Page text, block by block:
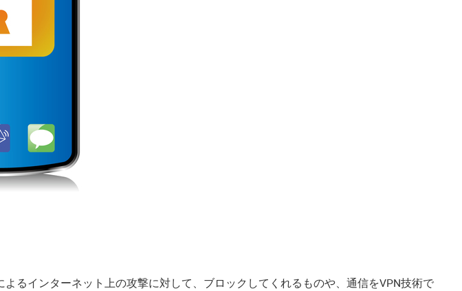
るインターネット上の攻撃に対して、ブロックしてくれるものや、通信をVPN技術で